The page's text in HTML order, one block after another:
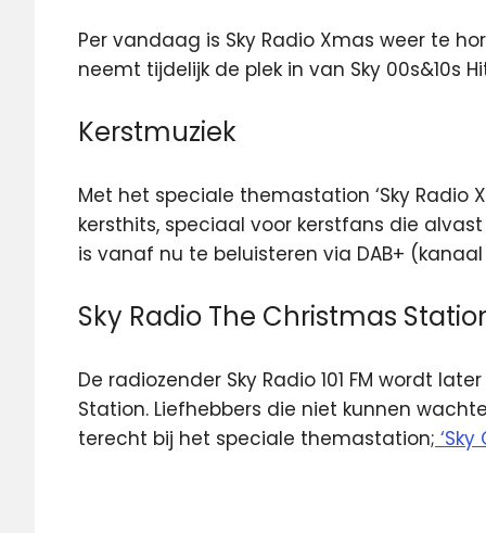
Per vandaag is Sky Radio Xmas weer te
neemt tijdelijk de plek in van Sky 00s&10s
Kerstmuziek
Met het speciale themastation ‘Sky Radio
kersthits, speciaal voor kerstfans die
is vanaf nu te beluisteren via DAB+
Sky Radio The Christmas
De radiozender Sky Radio 101 FM wordt
Station. Liefhebbers die niet kunnen
terecht bij het speciale themastation;